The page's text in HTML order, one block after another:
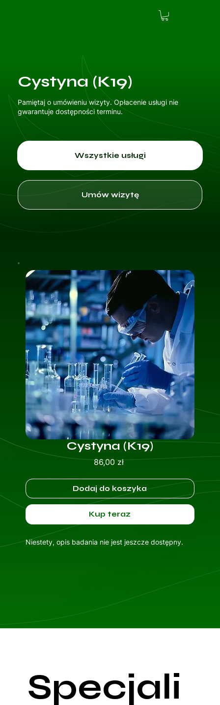
Cystyna (K19)
Pamiętaj o umówieniu wizyty. Opłacenie usługi nie
gwarantuje dostępności terminu.
Wszystkie usługi
Umów wizytę
Cystyna (K19)
86,00 złCena
Dodaj do koszyka
Kup teraz
Niestety, opis badania nie jest jeszcze dostępny.
Specjali